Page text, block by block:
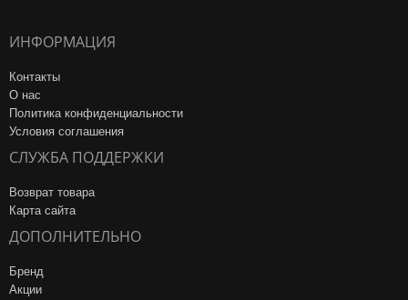
ИНФОРМАЦИЯ
Контакты
О нас
Политика конфиденциальности
Условия соглашения
СЛУЖБА ПОДДЕРЖКИ
Возврат товара
Карта сайта
ДОПОЛНИТЕЛЬНО
Бренд
Акции